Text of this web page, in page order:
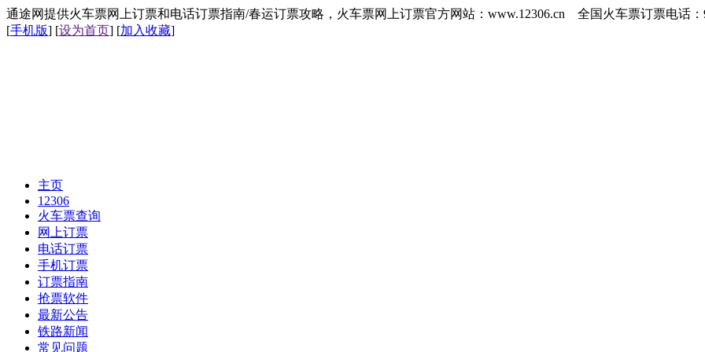
通途网提供火车票网上订票和电话订票指南/春运订票攻略，火车票网上订票官方网站：www.12306.cn 全国火车票订票电话：
[手机版] [设为首页] [加入收藏]
主页
12306
火车票查询
网上订票
电话订票
手机订票
订票指南
抢票软件
最新公告
铁路新闻
常见问题